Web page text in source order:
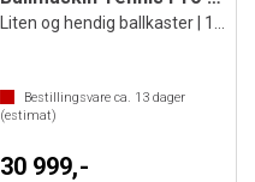
Bestillingsvare ca. 13dager
(estimat)
30 999,-